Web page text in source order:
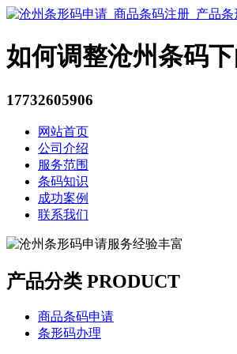
如何调整沧州条码
17732605906
网站首页
公司介绍
服务范围
条码知识
成功案例
联系我们
产品分类 PRODUCT
商品条码申请
条形码办理